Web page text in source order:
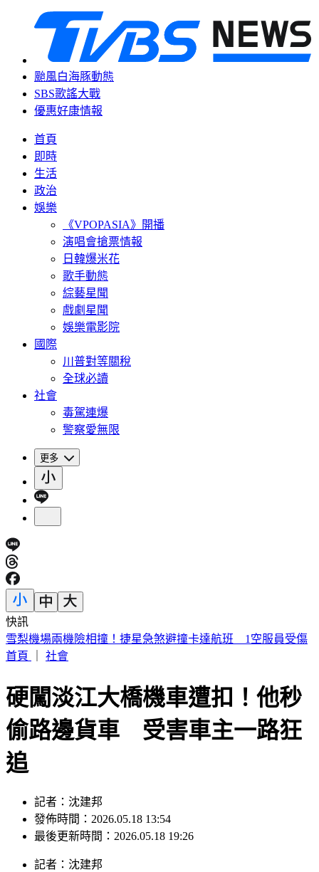
颱風白海豚動態
SBS歌謠大戰
優惠好康情報
首頁
即時
生活
政治
娛樂
《VPOPASIA》開播
演唱會搶票情報
日韓爆米花
歌手動態
綜藝星聞
戲劇星聞
娛樂電影院
國際
川普對等關稅
全球必讀
社會
毒駕連爆
警察愛無限
更多
快訊
周子瑜、葉舒華入圍2026全球百大美女 林莎首上榜
首頁
社會
硬闖淡江大橋機車遭扣！他秒
偷路邊貨車 受害車主一路狂
追
記者：沈建邦
發佈時間：2026.05.18 13:54
最後更新時間：2026.05.18 19:26
記者 ： 沈建邦